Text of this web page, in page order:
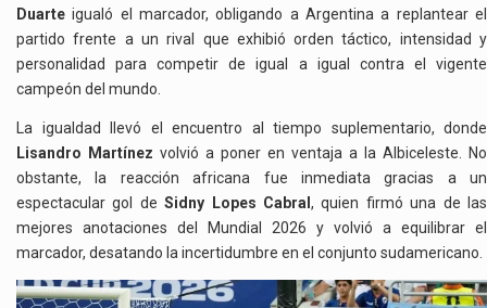
Duarte igualó el marcador, obligando a Argentina a replantear el
partido frente a un rival que exhibió orden táctico, intensidad y
personalidad para competir de igual a igual contra el vigente
campeón del mundo.
La igualdad llevó el encuentro al tiempo suplementario, donde
Lisandro Martínez volvió a poner en ventaja a la Albiceleste. No
obstante, la reacción africana fue inmediata gracias a un
espectacular gol deSidny Lopes Cabral, quien firmó una de las
mejores anotaciones del Mundial 2026 y volvió a equilibrar el
marcador, desatando la incertidumbre en el conjunto sudamericano.